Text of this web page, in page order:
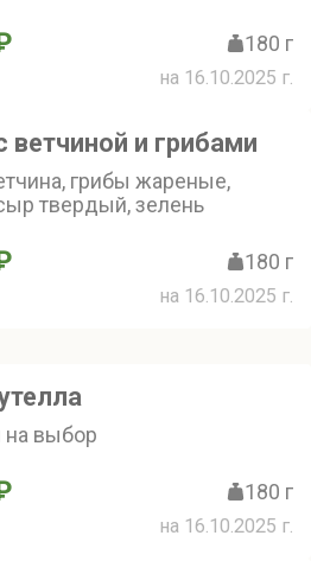
180 г
на 16.10.2025 г.
ветчиной и грибами
грибы жареные,
твердый, зелень
180 г
на 16.10.2025 г.
на выбор
180 г
на 16.10.2025 г.